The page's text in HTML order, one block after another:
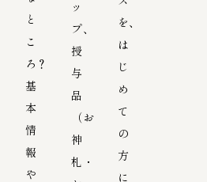
と
こ
ろ？
基
本
情
報
や
ッ
プ、
授
与
品
（お
神
札・
を、
は
じ
め
て
の
方
に